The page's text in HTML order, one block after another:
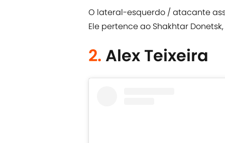
O lateral-esquerdo / atacante
Ele pertence ao Shakhtar
2. Alex Teixeira